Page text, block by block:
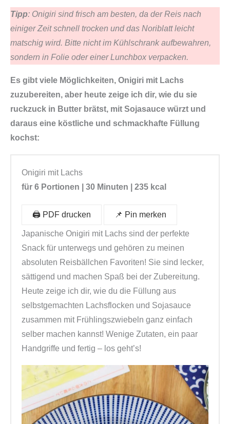
h
x
|
R
e
i
s
b
n
s
e
l
b
e
r
m
a
c
e
n
Tipp: Onigiri sind frisch am besten, da der Reis nach
einiger Zeit schnell trocken und das Noriblatt leicht
matschig wird. Bitte nicht im Kühlschrank aufbewahren,
sondern in Folie oder einer Lunchbox verpacken.
Es gibt viele Möglichkeiten, Onigiri mit Lachs
zuzubereiten, aber heute zeige ich dir, wie du sie
ruckzuck in Butter brätst, mit Sojasauce würzt und
daraus eine köstliche und schmackhafte Füllung
kochst:
Onigiri mit Lachs
für 6 Portionen | 30 Minuten | 235 kcal
🖨️ PDF drucken 📌 Pin merken
Japanische Onigiri mit Lachs sind der perfekte
Snack für unterwegs und gehören zu meinen
absoluten Reisbällchen Favoriten! Sie sind lecker,
sättigend und machen Spaß bei der Zubereitung.
Heute zeige ich dir, wie du die Füllung aus
selbstgemachten Lachsflocken und Sojasauce
zusammen mit Frühlingszwiebeln ganz einfach
selber machen kannst! Wenige Zutaten, ein paar
Handgriffe und fertig – los geht’s!